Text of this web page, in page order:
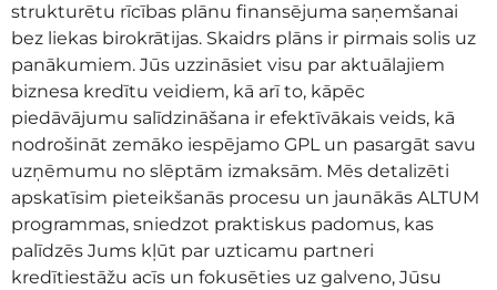
strukturētu rīcības plānu finansējuma saņemšanai
bez liekas birokrātijas. Skaidrs plāns ir pirmais solis uz
panākumiem. Jūs uzzināsiet visu par aktuālajiem
biznesa kredītu veidiem, kā arī to, kāpēc
piedāvājumu salīdzināšana ir efektīvākais veids, kā
nodrošināt zemāko iespējamo GPL un pasargāt savu
uzņēmumu no slēptām izmaksām. Mēs detalizēti
apskatīsim pieteikšanās procesu un jaunākās ALTUM
programmas, sniedzot praktiskus padomus, kas
palīdzēs Jums kļūt par uzticamu partneri
kredītiestāžu acīs un fokusēties uz galveno, Jūsu